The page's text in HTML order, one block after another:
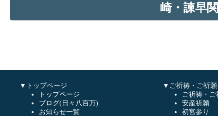
崎・諫早
▼トップページ
トップページ
ブログ(日々八百万)
お知らせ一覧
▼ご祈祷・ご祈願
ご祈祷・
安産祈願
初宮参り